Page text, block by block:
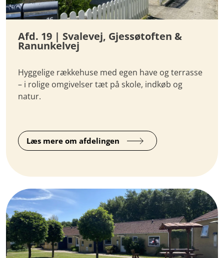
Afd. 19 | Svalevej, Gjessøtoften &
Ranunkelvej
Hyggelige rækkehuse med egen have og terrasse
– i rolige omgivelser tæt på skole, indkøb og
natur.
Læs mere om afdelingen